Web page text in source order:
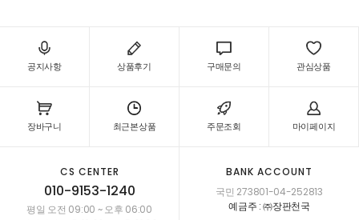
공지사항 상품후기 구매문의 관심상품
장바구니 최근본상품 주문조회 마이페이지
CS CENTER
010-9153-1240
평일 오전 09:00 ~ 오후 06:00
BANK ACCOUNT
국민 273801-04-252813
예금주 : ㈜장판천국